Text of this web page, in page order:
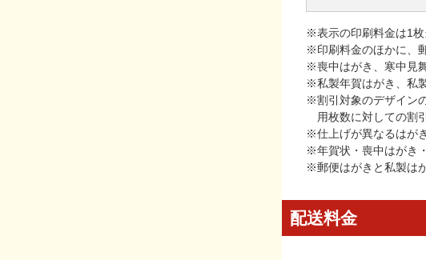
※表示の印刷料金は1枚
※印刷料金のほかに、
※喪中はがき、寒中見
※私製年賀はがき、私
※割引対象のデザイン
用枚数に対しての割
※仕上げが異なるはが
※年賀状・喪中はがき
※郵便はがきと私製は
配送料金